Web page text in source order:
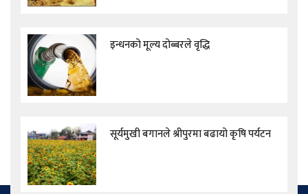
इन्धनको मूल्य दोब्बरले वृद्धि
सूर्यमुखी बगानले श्रीपुरमा बढायो कृषि पर्यटन